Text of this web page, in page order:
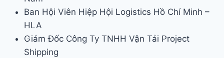
Ban Hội Viên Hiệp Hội Logistics Hồ Chí Minh –
HLA
Giám Đốc Công Ty TNHH Vận Tải Project
Shipping